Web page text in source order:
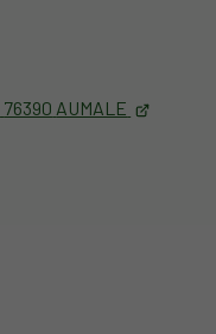
76390 AUMALE